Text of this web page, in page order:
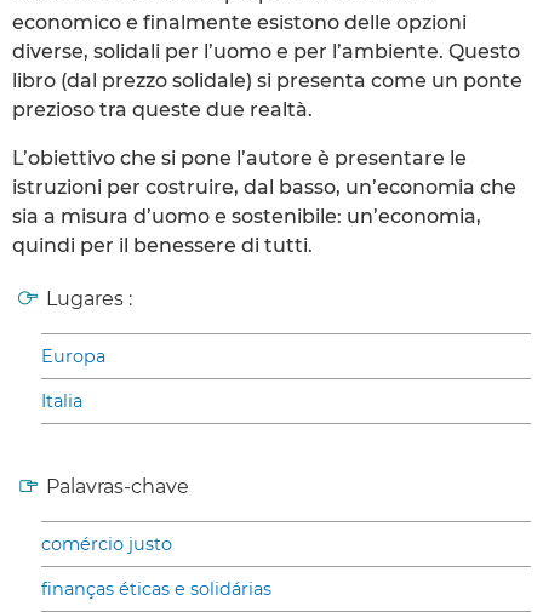
economico e finalmente esistono delle opzioni
diverse, solidali per l’uomo e per l’ambiente. Questo
libro (dal prezzo solidale) si presenta come un ponte
prezioso tra queste due realtà.
L’obiettivo che si pone l’autore è presentare le
istruzioni per costruire, dal basso, un’economia che
sia a misura d’uomo e sostenibile: un’economia,
quindi per il benessere di tutti.
Lugares :
Europa
Italia
Palavras-chave
comércio justo
finanças éticas e solidárias